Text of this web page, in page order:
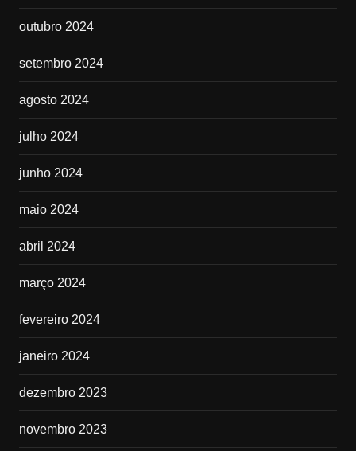
outubro 2024
setembro 2024
agosto 2024
julho 2024
junho 2024
maio 2024
abril 2024
março 2024
fevereiro 2024
janeiro 2024
dezembro 2023
novembro 2023